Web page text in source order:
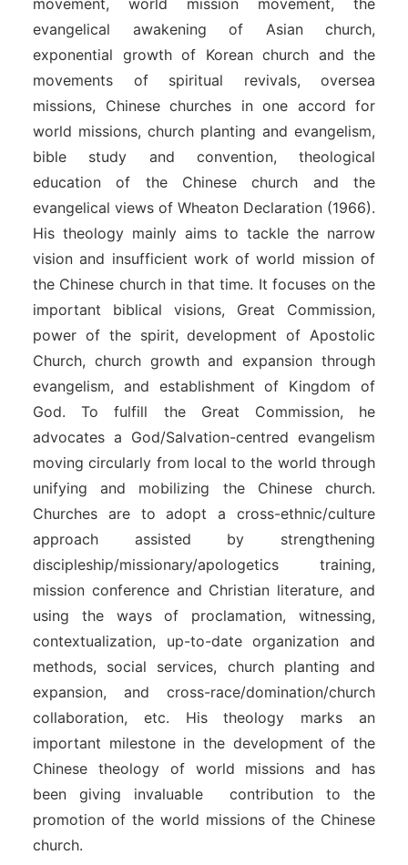
movement, world mission movement, the
evangelical awakening of Asian church,
exponential growth of Korean church and the
movements of spiritual revivals, oversea
missions, Chinese churches in one accord for
world missions, church planting and evangelism,
bible study and convention, theological
education of the Chinese church and the
evangelical views of Wheaton Declaration (1966).
His theology mainly aims to tackle the narrow
vision and insufficient work of world mission of
the Chinese church in that time. It focuses on the
important biblical visions, Great Commission,
power of the spirit, development of Apostolic
Church, church growth and expansion through
evangelism, and establishment of Kingdom of
God. To fulfill the Great Commission, he
advocates a God/Salvation-centred evangelism
moving circularly from local to the world through
unifying and mobilizing the Chinese church.
Churches are to adopt a cross-ethnic/culture
approach assisted by strengthening
discipleship/missionary/apologetics training,
mission conference and Christian literature, and
using the ways of proclamation, witnessing,
contextualization, up-to-date organization and
methods, social services, church planting and
expansion, and cross-race/domination/church
collaboration, etc. His theology marks an
important milestone in the development of the
Chinese theology of world missions and has
been giving invaluable contribution to the
promotion of the world missions of the Chinese
church.